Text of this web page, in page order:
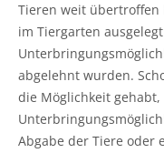
Tieren weit übertroffen
im Tiergarten
abgelehnt wurden.
die Möglichkeit
Abgabe der Tiere oder